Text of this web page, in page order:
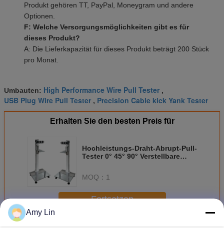
Produkt gehören TT, PayPal, Moneygram und andere
Optionen.
F: Welche Versorgungsmöglichkeiten gibt es für
dieses Produkt?
A: Die Lieferkapazität für dieses Produkt beträgt 200 Stück
pro Monat.
Umbauten: High Performance Wire Pull Tester ,
USB Plug Wire Pull Tester , Precision Cable kick Yank Tester
Erhalten Sie den besten Preis für
Hochleistungs-Draht-Abrupt-Pull-
Tester 0° 45° 90° Verstellbare
MOQ： 1
Fortsetzen
Amy Lin